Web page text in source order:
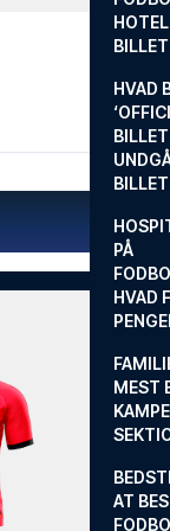
HVAD
PÅ
HVAD
MEST
AT